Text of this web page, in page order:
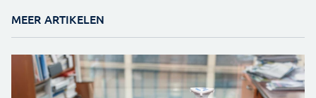
MEER ARTIKELEN